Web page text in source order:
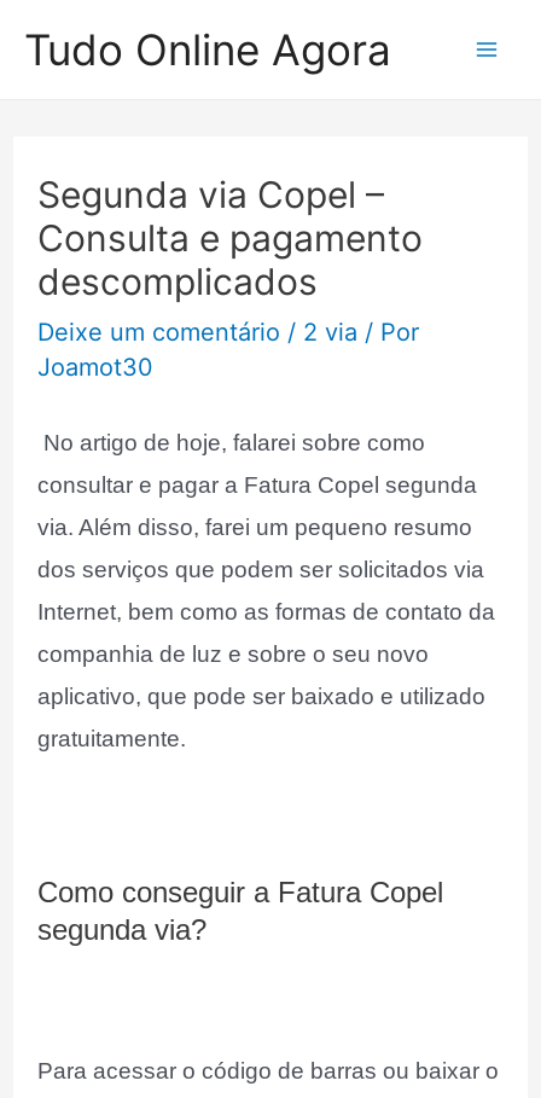
paraTudo Online Agora
Segunda via Copel –
Consulta e pagamento
descomplicados
Deixe um comentário / 2 via / Por
Joamot30
No artigo de hoje, falarei sobre como
consultar e pagar a Fatura Copel segunda
via. Além disso, farei um pequeno resumo
dos serviços que podem ser solicitados via
Internet, bem como as formas de contato da
companhia de luz e sobre o seu novo
aplicativo, que pode ser baixado e utilizado
gratuitamente.
Como conseguir a Fatura Copel
segunda via?
Para acessar o código de barras ou baixar o